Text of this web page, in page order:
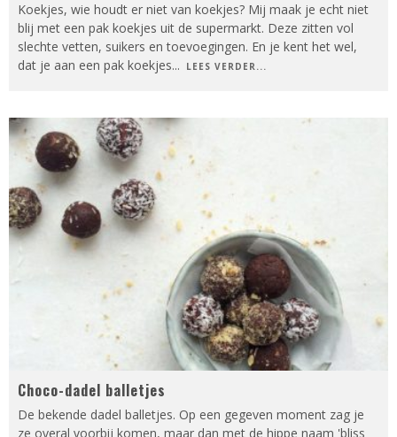
Koekjes, wie houdt er niet van koekjes? Mij maak je echt niet
blij met een pak koekjes uit de supermarkt. Deze zitten vol
slechte vetten, suikers en toevoegingen. En je kent het wel,
dat je aan een pak koekjes... LEES VERDER...
Choco-dadel balletjes
De bekende dadel balletjes. Op een gegeven moment zag je
ze overal voorbij komen, maar dan met de hippe naam 'bliss